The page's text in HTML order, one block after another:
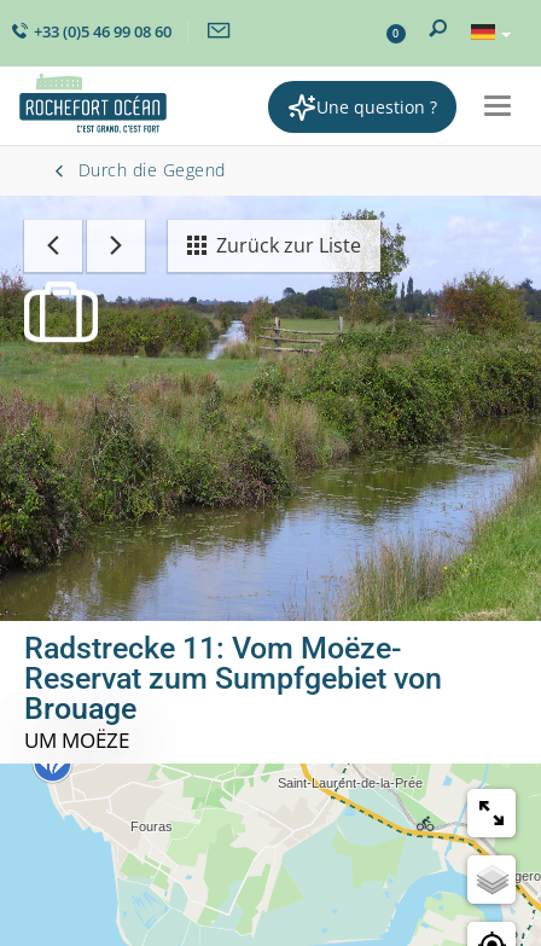
+33 (0)5 46 99 08 60 0
Une question ?
Durch die Gegend
Zurück zur Liste
Radstrecke 11: Vom Moëze-
Reservat zum Sumpfgebiet von
Brouage
UM MOËZE